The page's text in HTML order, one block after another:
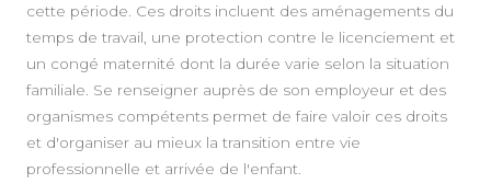
cette période. Ces droits incluent des aménagements du
temps de travail, une protection contre le licenciement et
un congé maternité dont la durée varie selon la situation
familiale. Se renseigner auprès de son employeur et des
organismes compétents permet de faire valoir ces droits
et d'organiser au mieux la transition entre vie
professionnelle et arrivée de l'enfant.